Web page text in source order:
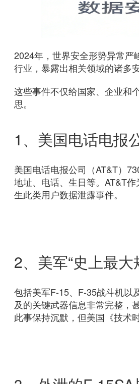
2024年，世界安全形势异常
行业，暴露出相关领域的诸多
这些事件不仅给国家、企业和
思。
1、美国电话电报
美国电话电报公司（AT&T）
地址、电话、生日等。AT&T
生此类用户数据泄露事件。
2、美军“史上最大
包括美军F-15、F-35战斗机以
及的关键武器信息非常完整，
此事保持沉默，但美国《技术